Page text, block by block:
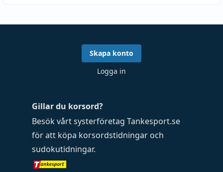
Gillar du korsord?
Besök vårt systerföretag Tankesport.se
för att köpa korsordstidningar och
sudokutidningar.
Skapa konto
Logga in